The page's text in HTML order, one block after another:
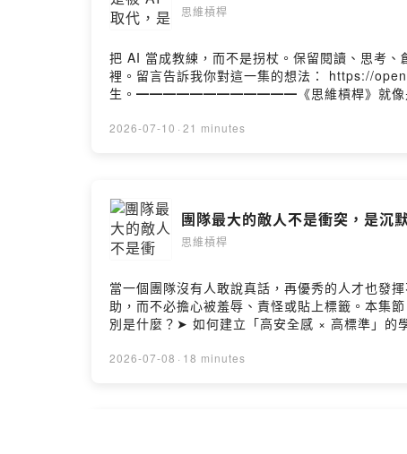
思維槓桿
把 AI 當成教練，而不是拐杖。保留閱讀、思考
裡。留言告訴我你對這一集的想法： https://
生。━━━━━━━━━━━━《思維槓桿》就像是你的
的人生。（來聽聽看，搞不好你也會發現
2026-07-10 · 21 minutes
團隊最大的敵人不是衝突，是沉
思維槓桿
當一個團隊沒有人敢說真話，再優秀的人才也發
助，而不必擔心被羞辱、責怪或貼上標籤。本集
別是什麼？➤ 如何建立「高安全感 × 高標準」的
https://open.firstory.me/user/
2026-07-08 · 18 minutes